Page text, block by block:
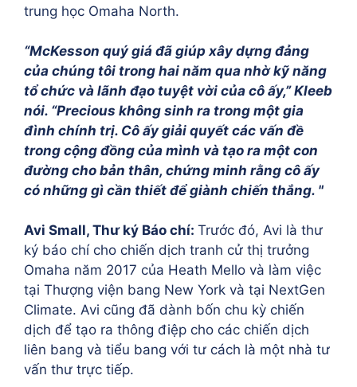
trung học Omaha North.
“McKesson quý giá đã giúp xây dựng đảng
của chúng tôi trong hai năm qua nhờ kỹ năng
tổ chức và lãnh đạo tuyệt vời của cô ấy,” Kleeb
nói. “Precious không sinh ra trong một gia
đình chính trị. Cô ấy giải quyết các vấn đề
trong cộng đồng của mình và tạo ra một con
đường cho bản thân, chứng minh rằng cô ấy
có những gì cần thiết để giành chiến thắng. "
Avi Small, Thư ký Báo chí: Trước đó, Avi là thư
ký báo chí cho chiến dịch tranh cử thị trưởng
Omaha năm 2017 của Heath Mello và làm việc
tại Thượng viện bang New York và tại NextGen
Climate. Avi cũng đã dành bốn chu kỳ chiến
dịch để tạo ra thông điệp cho các chiến dịch
liên bang và tiểu bang với tư cách là một nhà tư
vấn thư trực tiếp.